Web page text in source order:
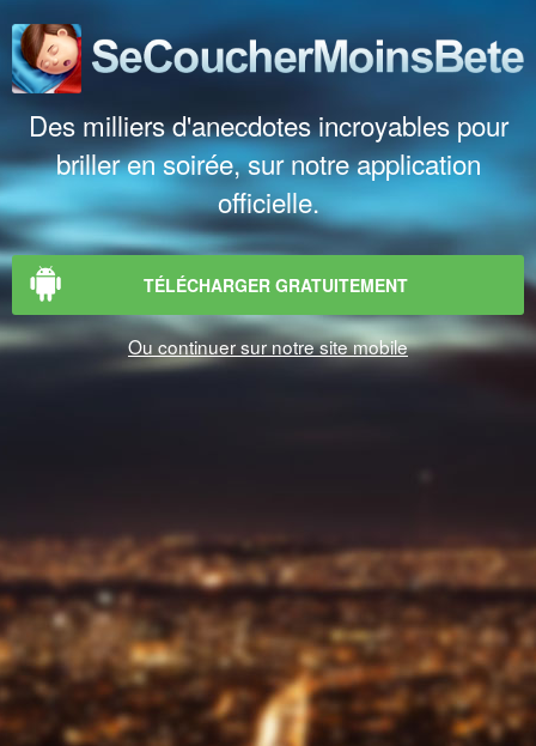
Des milliers d'anecdotes incroyables pour
briller en soirée, sur notre application
officielle.
TÉLÉCHARGER GRATUITEMENT
Ou continuer sur notre site mobile